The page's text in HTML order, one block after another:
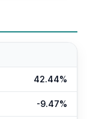
42.44%
-9.47%